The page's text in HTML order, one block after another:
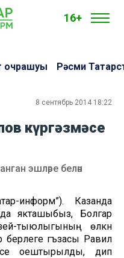
16+
очрашуы Рәсми
8 сентябрь 2014 18:22
күргәзмәсе
эшләре белән
информ”). Казанда
якташыбыз, Болгар
тыюлыгының өлкән
берлеге әгъзасы Равил
оештырылды, дип